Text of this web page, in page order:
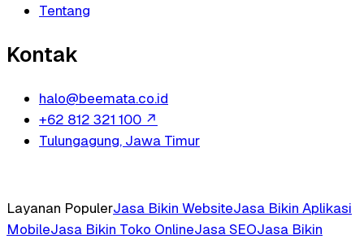
Tentang
Kontak
halo@beemata.co.id
+62 812 321 100 ↗
Tulungagung, Jawa Timur
Layanan PopulerJasa Bikin WebsiteJasa Bikin Aplikasi
MobileJasa Bikin Toko OnlineJasa SEOJasa Bikin